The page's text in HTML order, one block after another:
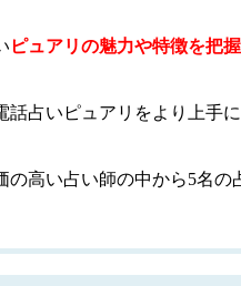
ピュアリの魅力や特徴を把
話占いピュアリをより上手
の高い占い師の中から5名